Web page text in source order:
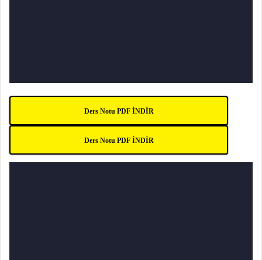
Ders Notu PDF İNDİR
Ders Notu PDF İNDİR